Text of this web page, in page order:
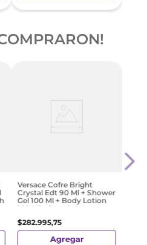
Versace Cofre Bright
Crystal Edt 90 Ml + Shower
Gel 100 Ml + Body Lotion
100 Ml + Pouch
$282.995,75
Agregar
+